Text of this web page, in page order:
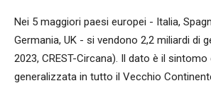
Nei 5 maggiori paesi europei - Italia,
Germania, UK - si vendono 2,2 miliardi di
2023, CREST-Circana). Il dato è il
generalizzata in tutto il Vecchio